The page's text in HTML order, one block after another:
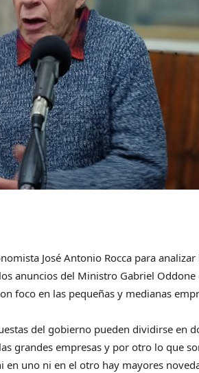
José Antonio Rocca para
anuncios del Ministro Gabriel Oddone
foco en las pequeñas y medianas
del gobierno pueden dividirse en
grandes empresas y por otro lo que
en uno ni en el otro hay mayores